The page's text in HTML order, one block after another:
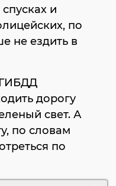
и
по
не ездить в
дорогу
свет. А
по словам
по